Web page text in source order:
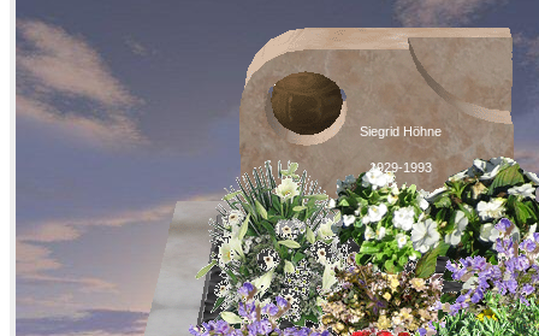
Siegrid Höhne
1929-1993